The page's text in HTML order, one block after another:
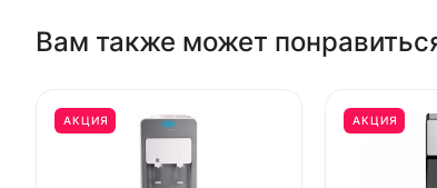
Вам также может
АКЦИЯ АКЦИЯ